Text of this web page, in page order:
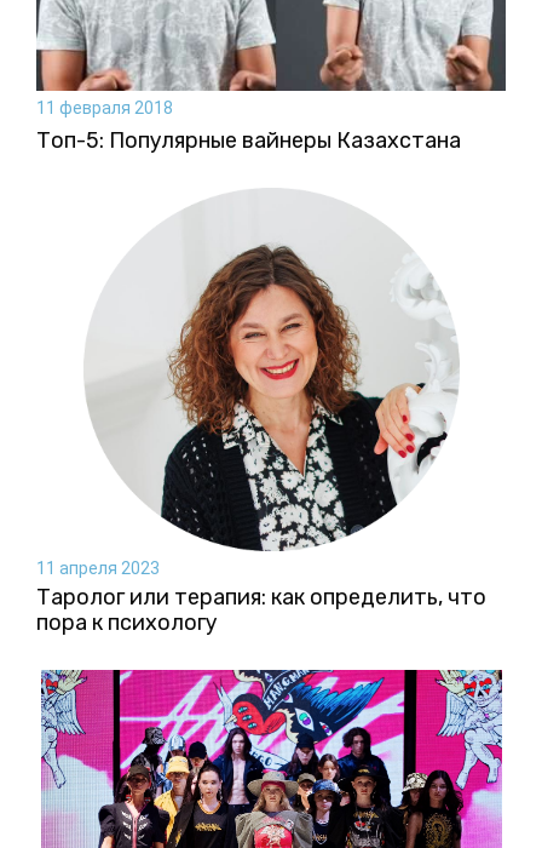
11 февраля 2018
Топ-5: Популярные вайнеры Казахстана
11 апреля 2023
Таролог или терапия: как определить, что
пора к психологу